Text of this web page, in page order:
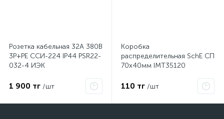
Розетка кабельная 32А 380В
3P+PЕ ССИ-224 IP44 PSR22-
032-4 ИЭК
1 900 тг /шт
Коробка
распределительная SchE СП
70х40мм IMT35120
110 тг /шт